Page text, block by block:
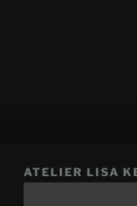
ATELIER LISA